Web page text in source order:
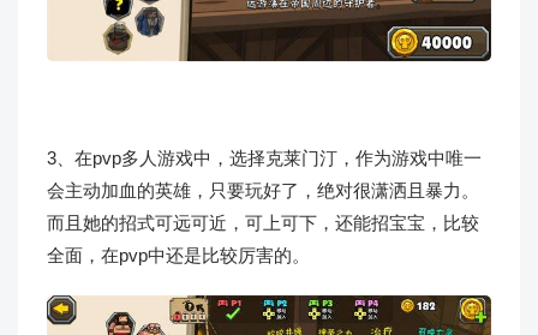
3、在pvp多人游戏中，选择克莱门汀，作为游戏中唯一
会主动加血的英雄，只要玩好了，绝对很潇洒且暴力。
而且她的招式可远可近，可上可下，还能招宝宝，比较
全面，在pvp中还是比较厉害的。